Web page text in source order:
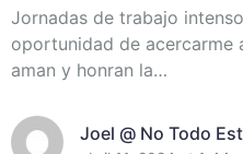
Jornadas de trabajo
oportunidad de acercarme
aman y honran la…
Joel @ No